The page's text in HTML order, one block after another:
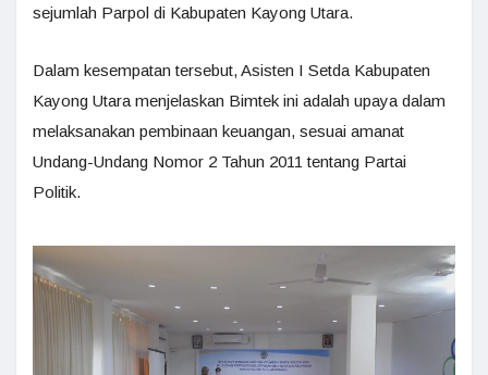
sejumlah Parpol di Kabupaten Kayong Utara.
Dalam kesempatan tersebut, Asisten I Setda Kabupaten
Kayong Utara menjelaskan Bimtek ini adalah upaya dalam
melaksanakan pembinaan keuangan, sesuai amanat
Undang-Undang Nomor 2 Tahun 2011 tentang Partai
Politik.